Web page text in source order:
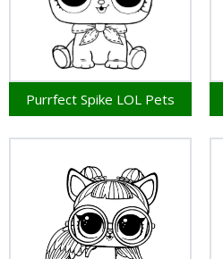
Purrfect Spike LOL Pets